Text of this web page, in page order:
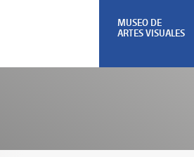
MUSEO DE
ARTES VISUALES